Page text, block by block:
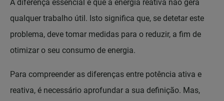
A diferença essencial é que a energia reativa não gera
qualquer trabalho útil. Isto significa que, se detetar este
problema, deve tomar medidas para o reduzir, a fim de
otimizar o seu consumo de energia.
Para compreender as diferenças entre potência ativa e
reativa, é necessário aprofundar a sua definição. Mas,